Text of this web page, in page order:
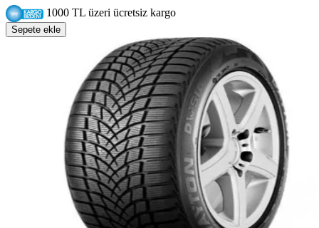
1000 TL üzeri ücretsiz kargo
Sepete ekle